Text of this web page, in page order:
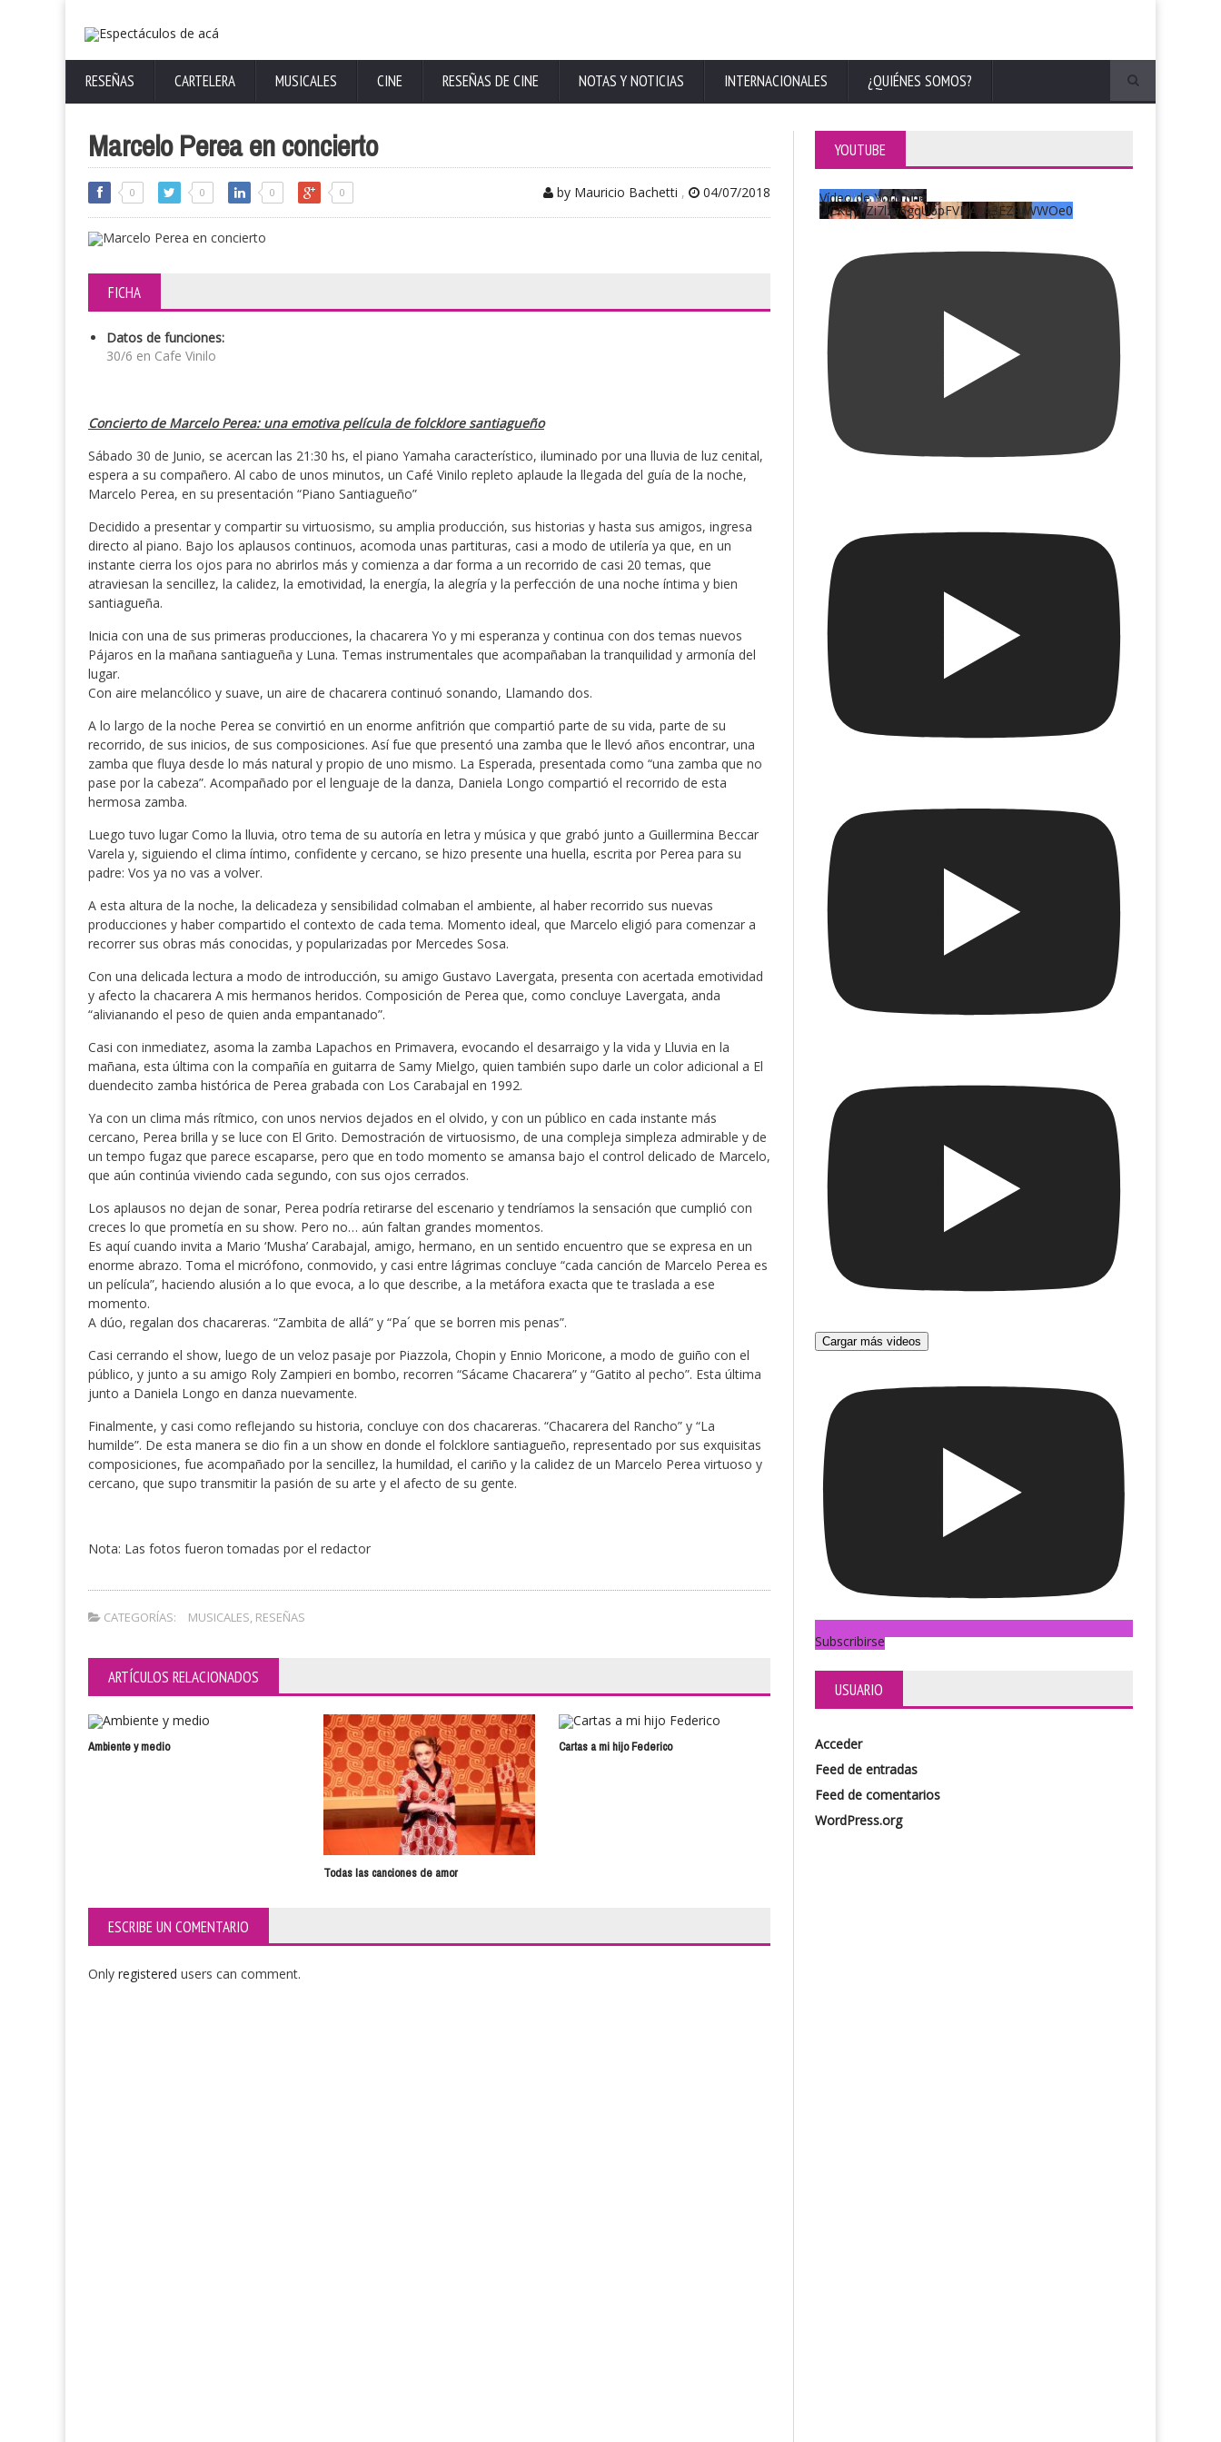
RESEÑAS CARTELERA MUSICALES CINE RESEÑAS DE CINE NOTAS Y NOTICIAS INTERNACIONALES ¿QUIÉNES SOMOS?
Marcelo Perea en concierto
0 0 0 0 by Mauricio Bachetti , 04/07/2018
FICHA
Datos de funciones:
30/6 en Cafe Vinilo
Concierto de Marcelo Perea: una emotiva película de folcklore santiagueño
Sábado 30 de Junio, se acercan las 21:30 hs, el piano Yamaha característico, iluminado por una lluvia de luz cenital,
espera a su compañero. Al cabo de unos minutos, un Café Vinilo repleto aplaude la llegada del guía de la noche,
Marcelo Perea, en su presentación “Piano Santiagueño”
Decidido a presentar y compartir su virtuosismo, su amplia producción, sus historias y hasta sus amigos, ingresa
directo al piano. Bajo los aplausos continuos, acomoda unas partituras, casi a modo de utilería ya que, en un
instante cierra los ojos para no abrirlos más y comienza a dar forma a un recorrido de casi 20 temas, que
atraviesan la sencillez, la calidez, la emotividad, la energía, la alegría y la perfección de una noche íntima y bien
santiagueña.
Inicia con una de sus primeras producciones, la chacarera Yo y mi esperanza y continua con dos temas nuevos
Pájaros en la mañana santiagueña y Luna. Temas instrumentales que acompañaban la tranquilidad y armonía del
lugar.
Con aire melancólico y suave, un aire de chacarera continuó sonando, Llamando dos.
A lo largo de la noche Perea se convirtió en un enorme anfitrión que compartió parte de su vida, parte de su
recorrido, de sus inicios, de sus composiciones. Así fue que presentó una zamba que le llevó años encontrar, una
zamba que fluya desde lo más natural y propio de uno mismo. La Esperada, presentada como “una zamba que no
pase por la cabeza”. Acompañado por el lenguaje de la danza, Daniela Longo compartió el recorrido de esta
hermosa zamba.
Luego tuvo lugar Como la lluvia, otro tema de su autoría en letra y música y que grabó junto a Guillermina Beccar
Varela y, siguiendo el clima íntimo, confidente y cercano, se hizo presente una huella, escrita por Perea para su
padre: Vos ya no vas a volver.
A esta altura de la noche, la delicadeza y sensibilidad colmaban el ambiente, al haber recorrido sus nuevas
producciones y haber compartido el contexto de cada tema. Momento ideal, que Marcelo eligió para comenzar a
recorrer sus obras más conocidas, y popularizadas por Mercedes Sosa.
Con una delicada lectura a modo de introducción, su amigo Gustavo Lavergata, presenta con acertada emotividad
y afecto la chacarera A mis hermanos heridos. Composición de Perea que, como concluye Lavergata, anda
“alivianando el peso de quien anda empantanado”.
Casi con inmediatez, asoma la zamba Lapachos en Primavera, evocando el desarraigo y la vida y Lluvia en la
mañana, esta última con la compañía en guitarra de Samy Mielgo, quien también supo darle un color adicional a El
duendecito zamba histórica de Perea grabada con Los Carabajal en 1992.
Ya con un clima más rítmico, con unos nervios dejados en el olvido, y con un público en cada instante más
cercano, Perea brilla y se luce con El Grito. Demostración de virtuosismo, de una compleja simpleza admirable y de
un tempo fugaz que parece escaparse, pero que en todo momento se amansa bajo el control delicado de Marcelo,
que aún continúa viviendo cada segundo, con sus ojos cerrados.
Los aplausos no dejan de sonar, Perea podría retirarse del escenario y tendríamos la sensación que cumplió con
creces lo que prometía en su show. Pero no… aún faltan grandes momentos.
Es aquí cuando invita a Mario ‘Musha’ Carabajal, amigo, hermano, en un sentido encuentro que se expresa en un
enorme abrazo. Toma el micrófono, conmovido, y casi entre lágrimas concluye “cada canción de Marcelo Perea es
un película”, haciendo alusión a lo que evoca, a lo que describe, a la metáfora exacta que te traslada a ese
momento.
A dúo, regalan dos chacareras. “Zambita de allá” y “Pa´ que se borren mis penas”.
Casi cerrando el show, luego de un veloz pasaje por Piazzola, Chopin y Ennio Moricone, a modo de guiño con el
público, y junto a su amigo Roly Zampieri en bombo, recorren “Sácame Chacarera” y “Gatito al pecho”. Esta última
junto a Daniela Longo en danza nuevamente.
Finalmente, y casi como reflejando su historia, concluye con dos chacareras. “Chacarera del Rancho” y “La
humilde”. De esta manera se dio fin a un show en donde el folcklore santiagueño, representado por sus exquisitas
composiciones, fue acompañado por la sencillez, la humildad, el cariño y la calidez de un Marcelo Perea virtuoso y
cercano, que supo transmitir la pasión de su arte y el afecto de su gente.
Nota: Las fotos fueron tomadas por el redactor
CATEGORÍAS: MUSICALES, RESEÑAS
ARTÍCULOS RELACIONADOS
Ambiente y medio
Todas las canciones de amor
Cartas a mi hijo Federico Cabaret Tropicana
ESCRIBE UN COMENTARIO
Only registered users can comment.
YOUTUBE
Vídeo de YouTube
UCKqYjiZi7lzy6gqU6pFVFiA_A3EZ9JWWOe0
Cargar más videos
Subscribirse
USUARIO
Acceder
Feed de entradas
Feed de comentarios
WordPress.org